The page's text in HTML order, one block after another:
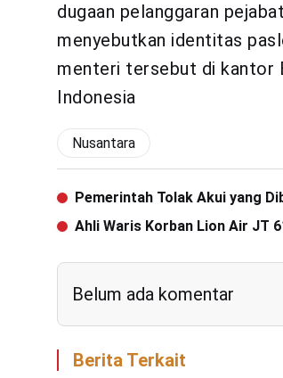
dugaan pelanggaran
menyebutkan identitas
menteri tersebut di kantor
Indonesia
Nusantara
Pemerintah Tolak Akui yang
Ahli Waris Korban Lion Air JT
Belum ada komentar
Berita Terkait